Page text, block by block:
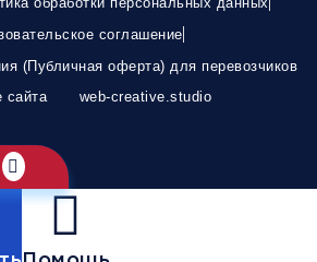
соглашение
(Публичная оферта) для перевозчиков
сайта
web-creative.studio